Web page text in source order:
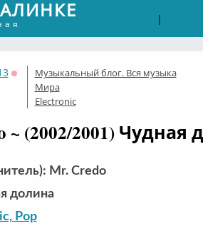
|
Оффлайн
Музыкальный блог. Вся музыка
Мира
Electronic
~ (2002/2001) Чудная
Mr. Credo
долина
Pop